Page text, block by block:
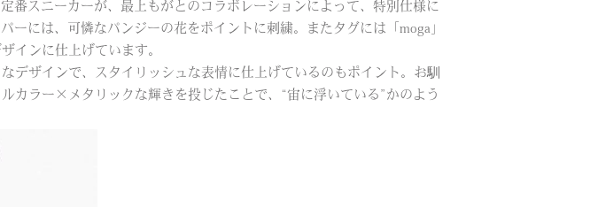
番スニーカーが、最上もがとのコラボレーションによって、特別仕様に
には、可憐なパンジーの花をポイントに刺繍。またタグには「moga」
インに仕上げています。
デザインで、スタイリッシュな表情に仕上げているのもポイント。お馴
カラー×メタリックな輝きを投じたことで、“宙に浮いている”かのよう